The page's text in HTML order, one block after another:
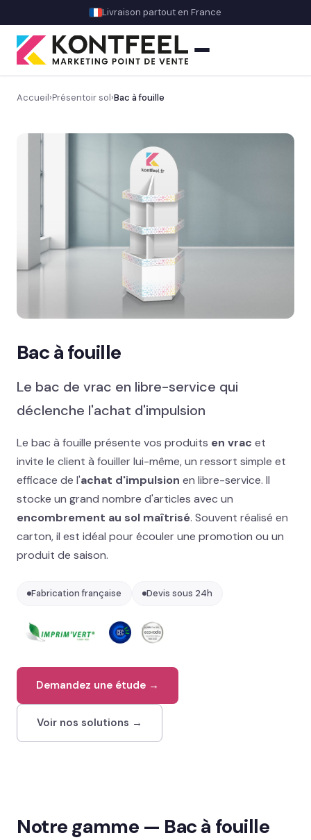
Livraison partout en France
PLV carton
Présentoir comptoir
Présentoir sol
Découvrez nos présentoirs de sol sur mesure
Gros volume & promo
Display & présentoirs spécifiques
MISE EN AVANT
Signalétique et linéaire
Stand événementiel
Packaging et coffrets
Solutions métiers
Réalisations
Blog
Devis gratuit →
Accueil›Présentoir sol›Bac à fouille
Bac à fouille
Le bac de vrac en libre-service qui
déclenche l'achat d'impulsion
Le bac à fouille présente vos produits en vrac et
invite le client à fouiller lui-même, un ressort simple et
efficace de l'achat d'impulsion en libre-service. Il
stocke un grand nombre d'articles avec un
encombrement au sol maîtrisé. Souvent réalisé en
carton, il est idéal pour écouler une promotion ou un
produit de saison.
Fabrication française Devis sous 24h
Demandez une étude →
Voir nos solutions →
Notre gamme — Bac à fouille